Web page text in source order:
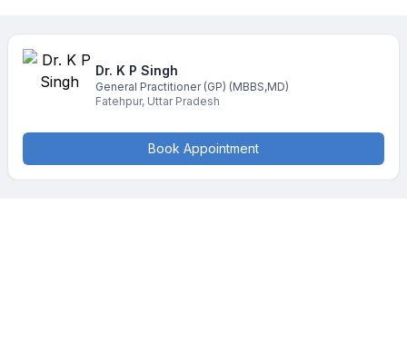
Dr. K P Singh
General Practitioner (GP) (MBBS,MD)
Fatehpur, Uttar Pradesh
Book Appointment